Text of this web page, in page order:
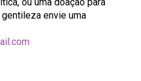
envie uma